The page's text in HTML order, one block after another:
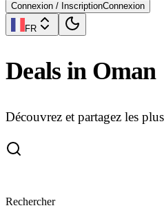
Connexion / InscriptionConnexion
FR
Deals in Oman
Découvrez et partagez les
Rechercher